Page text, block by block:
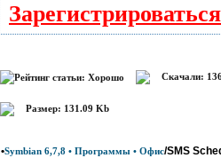
Скачали:
Размер: 131.09 Kb
•Symbian 6,7,8 • Программы • Офис/SMS